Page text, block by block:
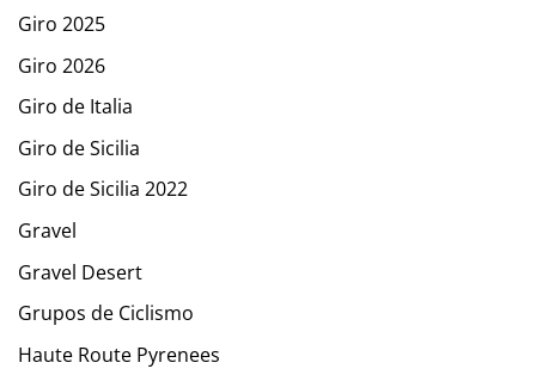
Giro 2025
Giro 2026
Giro de Italia
Giro de Sicilia
Giro de Sicilia 2022
Gravel
Gravel Desert
Grupos de Ciclismo
Haute Route Pyrenees